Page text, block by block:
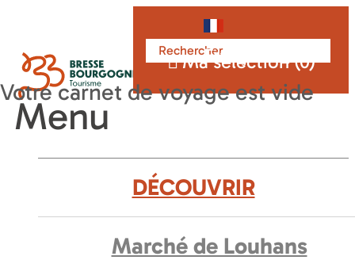
Français
Ma sélection (0)
Menu
DÉCOUVRIR
Marché de Louhans